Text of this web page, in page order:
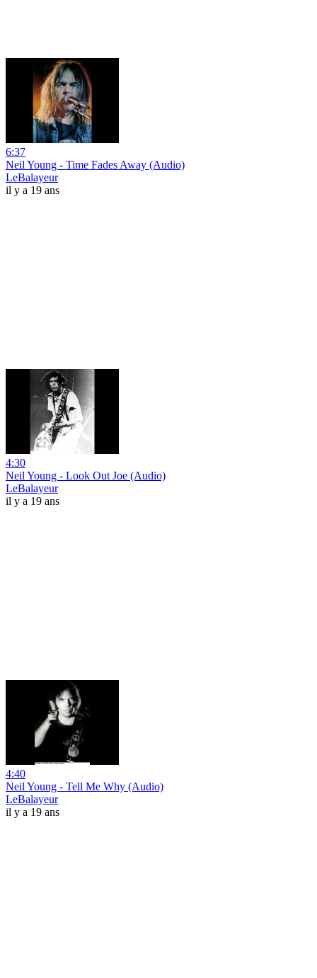
6:37
Neil Young - Time Fades Away (Audio)
LeBalayeur
il y a 19 ans
4:30
Neil Young - Look Out Joe (Audio)
LeBalayeur
il y a 19 ans
4:40
Neil Young - Tell Me Why (Audio)
LeBalayeur
il y a 19 ans